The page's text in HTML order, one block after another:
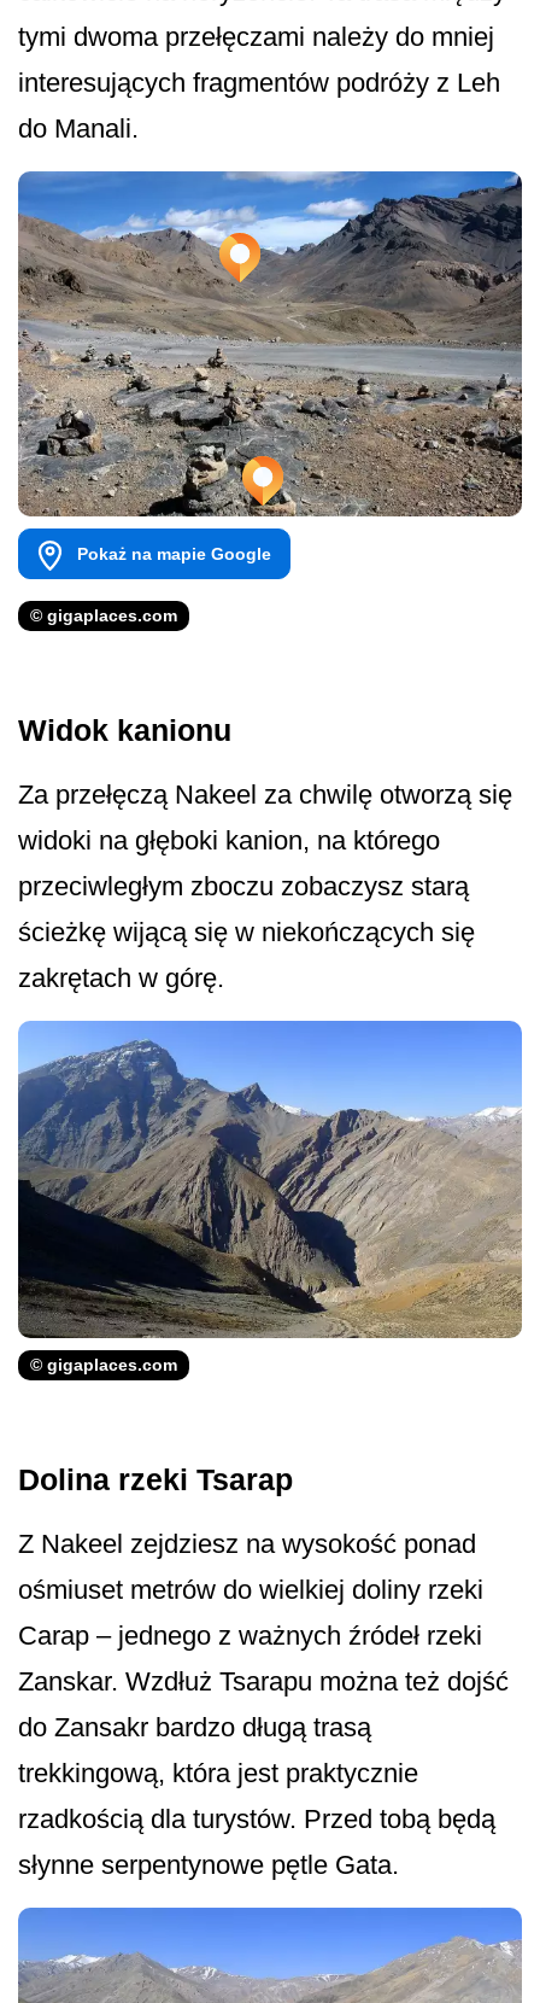
tymi dwoma przełęczami należy do mniej
interesujących fragmentów podróży z Leh
do Manali.
Pokaż na mapie Google
© gigaplaces.com
Widok kanionu
Za przełęczą Nakeel za chwilę otworzą się
widoki na głęboki kanion, na którego
przeciwległym zboczu zobaczysz starą
ścieżkę wijącą się w niekończących się
zakrętach w górę.
© gigaplaces.com
Dolina rzeki Tsarap
Z Nakeel zejdziesz na wysokość ponad
ośmiuset metrów do wielkiej doliny rzeki
Carap – jednego z ważnych źródeł rzeki
Zanskar. Wzdłuż Tsarapu można też dojść
do Zansakr bardzo długą trasą
trekkingową, która jest praktycznie
rzadkością dla turystów. Przed tobą będą
słynne serpentynowe pętle Gata.